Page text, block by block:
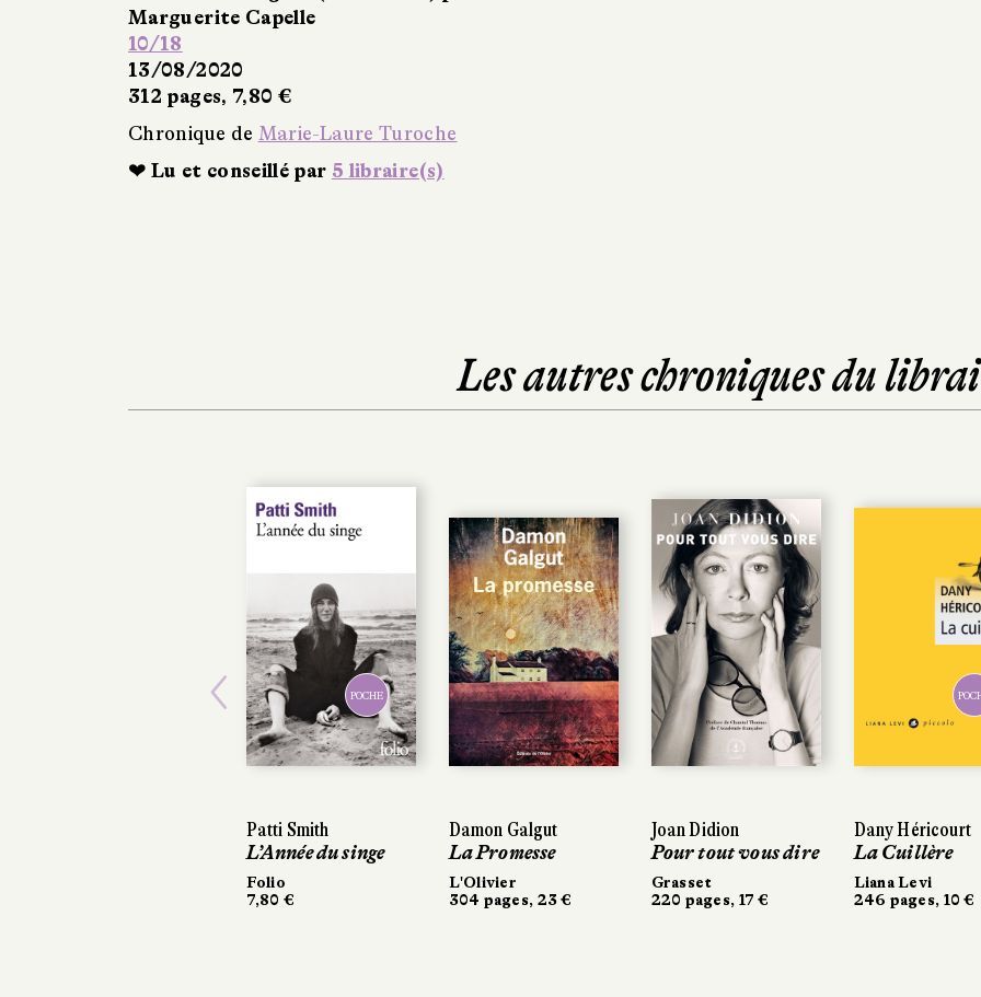
Marguerite Capelle
10/18
13/08/2020
312 pages, 7,80 €
Chronique de Marie-Laure Turoche
❤ Lu et conseillé par 5 libraire(s)
Les autres chroniques du
POCHE
Patti Smith
L’Année du singe
Folio
7,80 €
Damon Galgut
La Promesse
L'Olivier
304 pages, 23 €
Joan Didion
Pour tout vous dire
Grasset
220 pages, 17 €
Dany Héricourt
La Cuillère
Liana Levi
246 pages, 10 €
Previous